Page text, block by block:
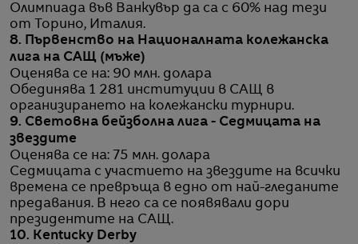
Олимпиада във Ванкувър да са с 60% над тези
от Торино, Италия.
8. Първенство на Националната колежанска
лига на САЩ (мъже)
Оценява се на: 90 млн. долара
Обединява 1 281 институции в САЩ в
организирането на колежански турнири.
9. Световна бейзболна лига - Седмицата на
звездите
Оценява се на: 75 млн. долара
Седмицата с участието на звездите на всички
времена се превръща в едно от най-гледаните
предавания. В него са се появявали дори
президентите на САЩ.
10. Kentucky Derby